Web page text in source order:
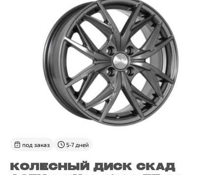
КОЛЕСНЫЙ ДИСК СКАД
под заказ 5-7 дней